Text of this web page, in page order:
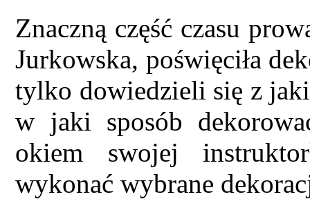
Znaczną część czasu
Jurkowska, poświęciła
tylko dowiedzieli się z
w jaki sposób
okiem swojej
wykonać wybrane